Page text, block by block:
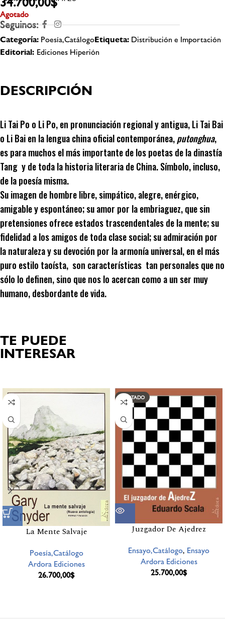
Agotado
Seguinos:
Categoría: Poesía,CatálogoEtiqueta: Distribución e Importación
Editorial: Ediciones Hiperión
DESCRIPCIÓN
Li Tai Po o Li Po, en pronunciación regional y antigua, Li Tai Bai
o Li Bai en la lengua china oficial contemporánea,putonghua,
es para muchos el más importante de los poetas de la dinastía
Tang y de toda la historia literaria de China. Símbolo, incluso,
de la poesía misma.
Su imagen de hombre libre, simpático, alegre, enérgico,
amigable y espontáneo; su amor por la embriaguez, que sin
pretensiones ofrece estados trascendentales de la mente; su
fidelidad a los amigos de toda clase social; su admiración por
la naturaleza y su devoción por la armonía universal, en el más
puro estilo taoísta, son características tan personales que no
sólo lo definen, sino que nos lo acercan como a un ser muy
humano, desbordante de vida.
TE PUEDE
INTERESAR
La Mente Salvaje
Poesía,Catálogo
Ardora Ediciones
26.700,00$
AGOTADO
Juzgador De Ajedrez
Ensayo,Catálogo, Ensayo
Ardora Ediciones
25.700,00$